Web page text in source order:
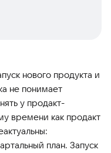
нового продукта и
не понимает
у продакт-
времени как продакт
план. Запуск